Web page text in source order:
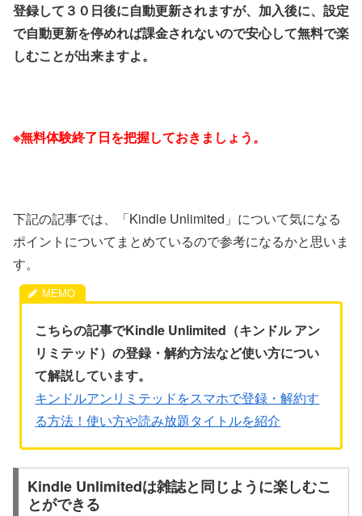
登録して３０日後に自動更新されますが、加入後に、設定
で自動更新を停めれば課金されないので安心して無料で楽
しむことが出来ますよ。
※無料体験終了日を把握しておきましょう。
下記の記事では、「Kindle Unlimited」について気になる
ポイントについてまとめているので参考になるかと思いま
す。
こちらの記事でKindle Unlimited（キンドル アン
リミテッド）の登録・解約方法など使い方につい
て解説しています。
キンドルアンリミテッドをスマホで登録・解約す
る方法！使い方や読み放題タイトルを紹介
Kindle Unlimitedは雑誌と同じように楽しむこ
とができる